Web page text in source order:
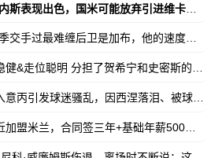
表现出色，国米可能放弃引进维卡里奥
手过最难缠后卫是加布，他的速度让我惊讶
走位聪明 分担了贺希宁和史密斯的进攻压力
丙引发球迷骚乱，因西涅落泪、被球迷嘘
盟米兰，合同签三年+基础年薪500万欧